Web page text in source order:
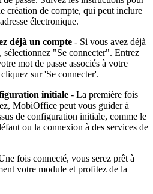
création de compte, qui peut inclure
électronique.
déjà un compte - Si vous avez déjà
"Se connecter". Entrez
mot de passe associés à votre
sur 'Se connecter'.
initiale - La première fois
MobiOffice peut vous guider à
de configuration initiale, comme le
ou la connexion à des services de
fois connecté, vous serez prêt à
votre module et profitez de la